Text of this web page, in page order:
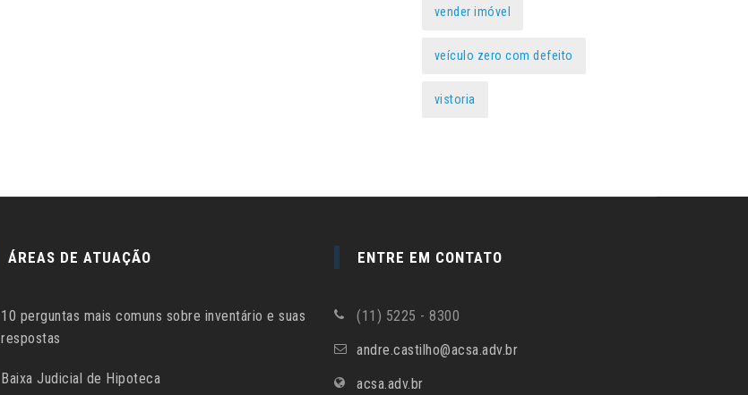
vender imóvel
veículo zero com defeito
vistoria
ÁREAS DE ATUAÇÃO
10 perguntas mais comuns sobre inventário e suas
respostas
Baixa Judicial de Hipoteca
ENTRE EM CONTATO
(11) 5225 - 8300
andre.castilho@acsa.adv.br
acsa.adv.br